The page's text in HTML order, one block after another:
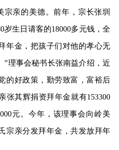
亲的美德。前年，宗长张圳
岁生日请客的18000多元钱，全
年金，把孩子们对他的孝心无
”理事会秘书长张南益介绍，近
的好政策，勤劳致富，富裕后
张其辉捐资拜年金就有153300
元。今年，该理事会向岭美
宗亲分发拜年金，共发放拜年